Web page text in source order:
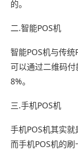
的。
二.智能POS机
智能POS机与传
可以通过二维码
8%。
三.手机POS机
手机POS机其实就
而手机POS机的刷